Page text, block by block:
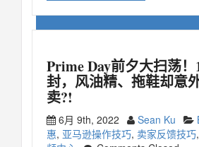
Prime Day前夕大扫荡
封，风油精、拖鞋却意
卖?!
6月 9th, 2022 Sean Ku
惠, 亚马逊操作技巧, 卖家反馈技巧,